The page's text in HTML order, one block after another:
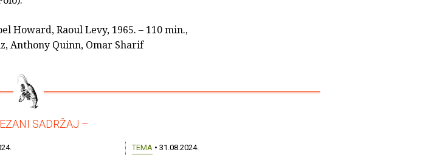
Howard, Raoul Levy, 1965. – 110 min.,
Anthony Quinn, Omar Sharif
SADRŽAJ –
TEMA • 31.08.2024.